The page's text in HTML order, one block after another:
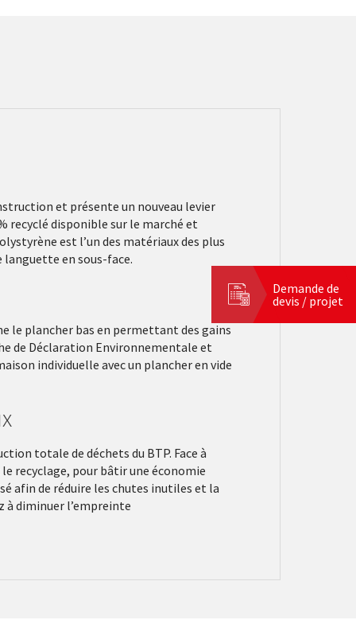
et présente un nouveau levier
recyclé disponible sur le marché et
est l’un des matériaux des plus
languette en sous-face.
le plancher bas en permettant des gains
de Déclaration Environnementale et
individuelle avec un plancher en vide
totale de déchets du BTP. Face à
recyclage, pour bâtir une économie
afin de réduire les chutes inutiles et la
diminuer l’empreinte
Demande de
devis / projet